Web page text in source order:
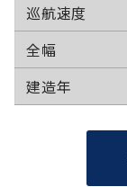
巡航速度
全幅
建造年